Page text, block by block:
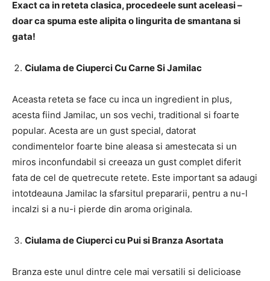
Exact ca in reteta clasica, procedeele sunt aceleasi –
doar ca spuma este alipita o lingurita de smantana si
gata!
Ciulama de Ciuperci Cu Carne Si Jamilac
Aceasta reteta se face cu inca un ingredient in plus,
acesta fiind Jamilac, un sos vechi, traditional si foarte
popular. Acesta are un gust special, datorat
condimentelor foarte bine aleasa si amestecata si un
miros inconfundabil si creeaza un gust complet diferit
fata de cel de quetrecute retete. Este important sa adaugi
intotdeauna Jamilac la sfarsitul prepararii, pentru a nu-l
incalzi si a nu-i pierde din aroma originala.
Ciulama de Ciuperci cu Pui si Branza Asortata
Branza este unul dintre cele mai versatili si delicioase